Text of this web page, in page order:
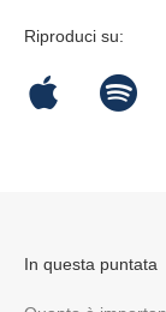
Riproduci su:
In questa puntata